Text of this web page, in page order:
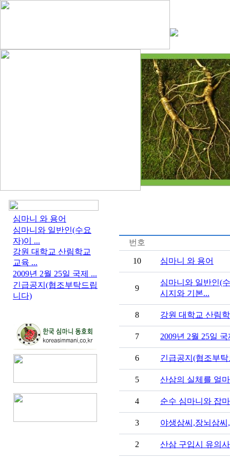
심마니 와 용어
심마니와 일반인(수요
자)이 ...
강원 대학교 산림학교
교육 ...
2009년 2월 25일 국제 ...
긴급공지(협조부탁드립
니다)
번호
10 심마니 와 용어
9
심마니와 일반인(
시지와 기본...
8 강원 대학교 산림
7 2009년 2월 25일
6 긴급공지(협조부
5 산삼의 실체를 얼
4 순수 심마니와 잡
3 야생삼씨,장뇌삼
2 산삼 구입시 유의